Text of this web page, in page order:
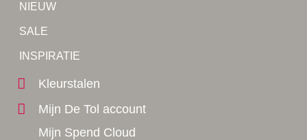
NIEUW
SALE
INSPIRATIE
Kleurstalen
Mijn De Tol account
Mijn Spend Cloud